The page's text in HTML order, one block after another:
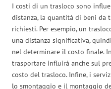
I costi di un trasloco sono
distanza, la quantità di beni da
richiesti. Per esempio, un
una distanza significativa,
nel determinare il costo finale.
trasportare influirà anche sul
costo del trasloco. Infine, i
lo smontaggio e il montaggio